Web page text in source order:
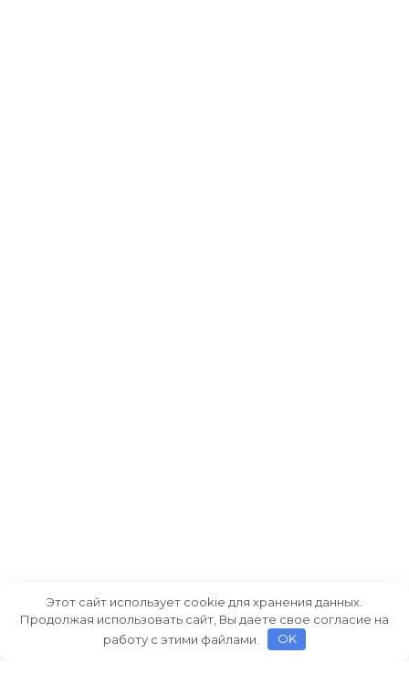
Этот сайт использует cookie для хранения данных.
Продолжая использовать сайт, Вы даете свое согласие на
работу с этими файлами.
OK